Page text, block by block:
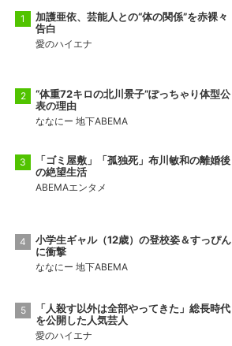
加護亜依、芸能人との“体の関係”を赤裸々
告白
愛のハイエナ
“体重72キロの北川景子”ぽっちゃり体型公
表の理由
ななにー 地下ABEMA
「ゴミ屋敷」「孤独死」布川敏和の離婚後
の絶望生活
ABEMAエンタメ
小学生ギャル（12歳）の登校姿＆すっぴん
に衝撃
ななにー 地下ABEMA
「人殺す以外は全部やってきた」総長時代
を公開した人気芸人
愛のハイエナ